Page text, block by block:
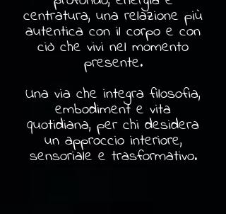
centratura, una relazione più
autentica con il corpo e con
ciò che vivi nel momento
presente.
Una via che integra filosofia,
embodiment e vita
quotidiana, per chi desidera
un approccio interiore,
sensoriale e trasformativo.